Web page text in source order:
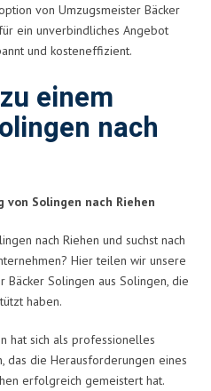
von Umzugsmeister Bäcker
ein unverbindliches Angebot
und kosteneffizient.
einem
nach
von Solingen nach Riehen
nach Riehen und suchst nach
Hier teilen wir unsere
Bäcker Solingen aus Solingen, die
haben.
hat sich als professionelles
das die Herausforderungen eines
erfolgreich gemeistert hat.